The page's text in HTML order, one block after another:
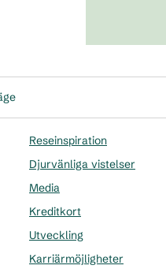
Reseinspiration
Djurvänliga vistelser
Media
Kreditkort
Utveckling
Karriärmöjligheter